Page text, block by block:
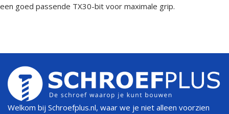
een goed passende TX30-bit voor maximale grip.
Welkom bij Schroefplus.nl, waar we je niet alleen voorzien